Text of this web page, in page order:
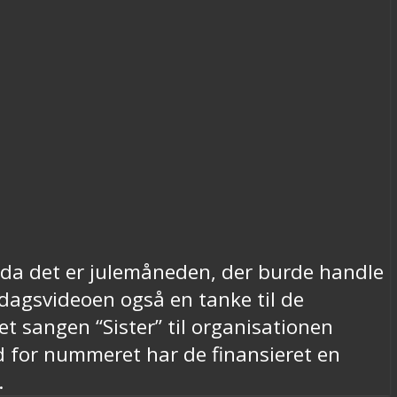
det er julemåneden, der burde handle
også en tanke til de
sangen “Sister” til organisationen
nummeret har de finansieret en